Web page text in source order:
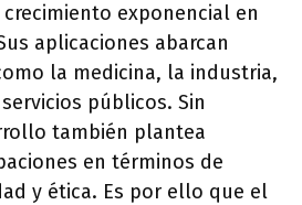
exponencial en
aplicaciones abarcan
la medicina, la industria,
públicos. Sin
también plantea
en términos de
y ética. Es por ello que el